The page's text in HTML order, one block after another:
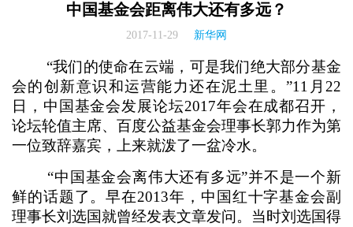
中国基金会距离伟大还有多远？
2017-11-29 新华网
“我们的使命在云端，可是我们绝大部分基金
会的创新意识和运营能力还在泥土里。”11月22
日，中国基金会发展论坛2017年会在成都召开，
论坛轮值主席、百度公益基金会理事长郭力作为第
一位致辞嘉宾，上来就泼了一盆冷水。
“中国基金会离伟大还有多远”并不是一个新
鲜的话题了。早在2013年，中国红十字基金会副
理事长刘选国就曾经发表文章发问。当时刘选国得